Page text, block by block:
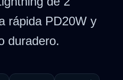
rápida PD20W y
duradero.